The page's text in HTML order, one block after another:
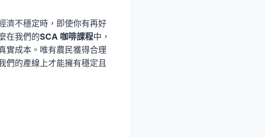
濟不穩定時，即使你有再好
在我們的SCA 咖啡課程中，
實成本。唯有農民獲得合理
們的產線上才能擁有穩定且